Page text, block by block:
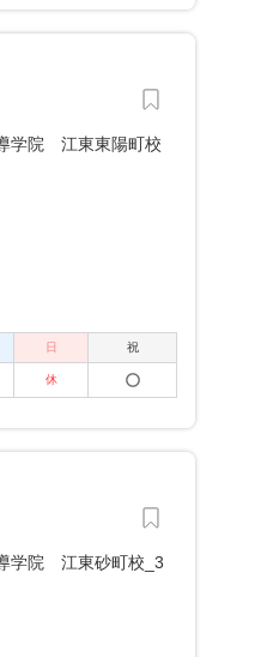
日 祝
休